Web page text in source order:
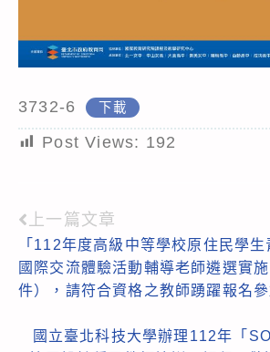
3732-6 下載
Post Views: 192
Read
more
articles
上一篇文章
「112年度高級中等學校原住民學
國際交流體驗活動輔導老師遴選實
件），請符合資格之教師踴躍報名參
國立臺北科技大學辦理112年「